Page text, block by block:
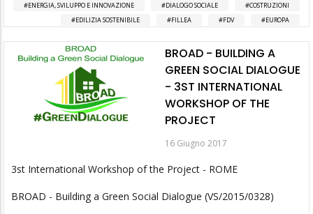
ENERGIA, SVILUPPO E INNOVAZIONE DIALOGO SOCIALE
COSTRUZIONI
EDILIZIA SOSTENIBILE
FILLEA FDV EUROPA
BROAD - BUILDING A
GREEN SOCIAL DIALOGUE
- 3ST INTERNATIONAL
WORKSHOP OF THE
PROJECT
16 Giugno 2017
3st International Workshop of the Project - ROME
BROAD - Building a Green Social Dialogue (VS/2015/0328)